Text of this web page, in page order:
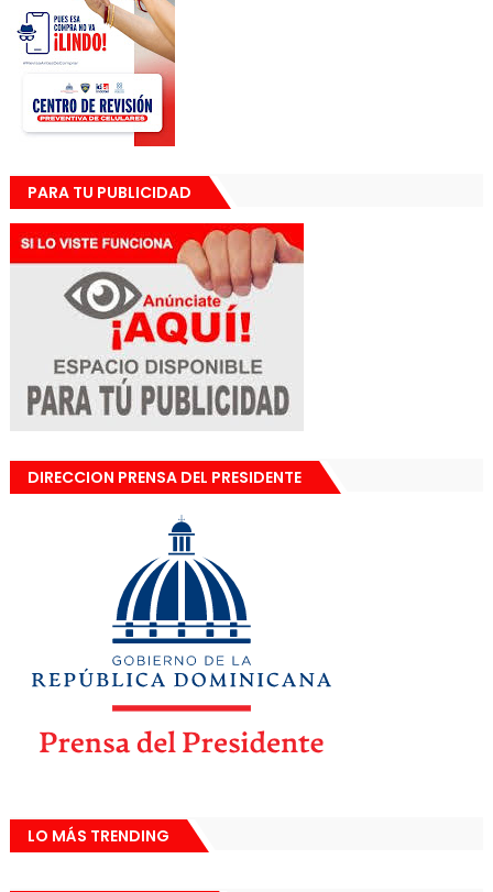
PARA TU PUBLICIDAD
DIRECCION PRENSA DEL PRESIDENTE
LO MÁS TRENDING